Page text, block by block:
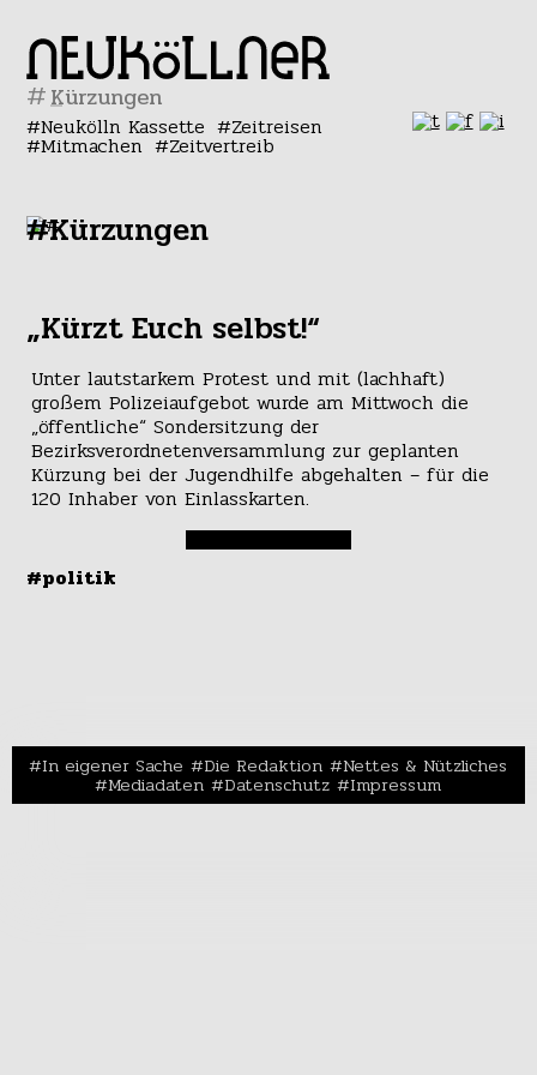
#
Neukölln Kassette Zeitreisen
Mitmachen Zeitvertreib
#Kürzungen
„Kürzt Euch selbst!“
Unter lautstarkem Protest und mit (lachhaft)
großem Polizeiaufgebot wurde am Mittwoch die
„öffentliche“ Sondersitzung der
Bezirksverordnetenversammlung zur geplanten
Kürzung bei der Jugendhilfe abgehalten – für die
120 Inhaber von Einlasskarten.
#politik
In eigener Sache Die Redaktion Nettes & Nützliches
Mediadaten Datenschutz Impressum